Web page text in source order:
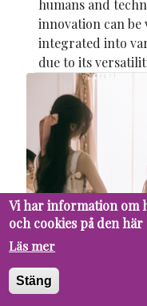
humans and
innovation can be
integrated into
due to its
Vi har information om
och cookies på den här
Läs mer
Stäng